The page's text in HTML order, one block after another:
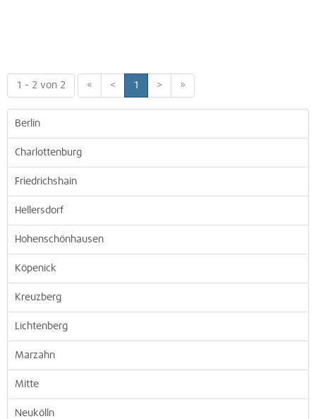
1 - 2 von 2 « < 1 > »
Berlin
Charlottenburg
Friedrichshain
Hellersdorf
Hohenschönhausen
Köpenick
Kreuzberg
Lichtenberg
Marzahn
Mitte
Neukölln